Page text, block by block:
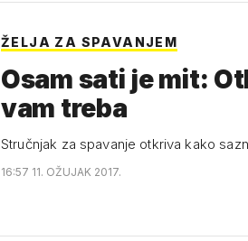
ŽELJA ZA SPAVANJEM
Osam sati je mit:
vam treba
Stručnjak za spavanje otkriva kako
16:57 11. OŽUJAK 2017.